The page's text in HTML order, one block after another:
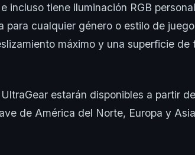
incluso tiene iluminación RGB
para cualquier género o estilo de
máximo y una superficie de
estarán disponibles a partir
de América del Norte, Europa y